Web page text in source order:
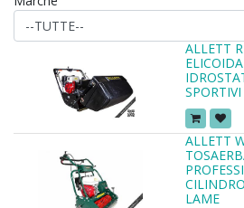
ALLETT
SPORTIVI
ALLETT
LAME